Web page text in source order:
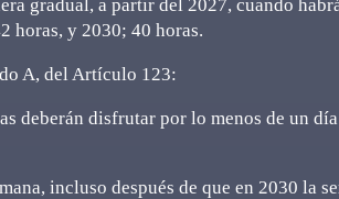
gradual, a partir del 2027, cuando
horas, y 2030; 40 horas.
A, del Artículo 123:
deberán disfrutar por lo menos de un
incluso después de que en 2030 la